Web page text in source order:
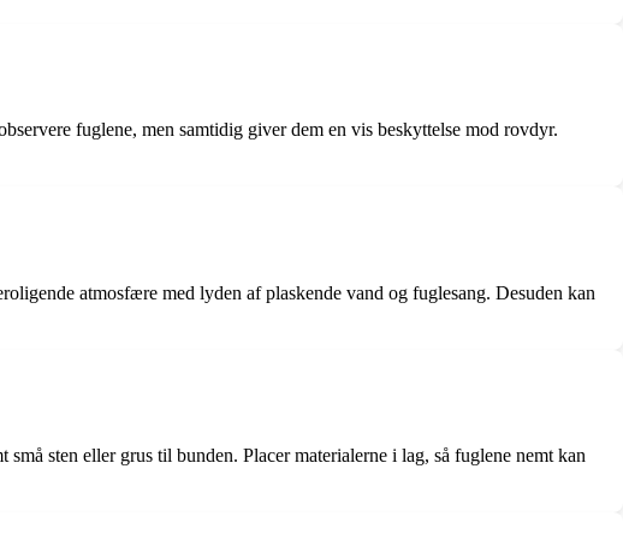
fuglene, men samtidig giver dem en vis beskyttelse mod rovdyr.
atmosfære med lyden af plaskende vand og fuglesang. Desuden kan
sten eller grus til bunden. Placer materialerne i lag, så fuglene nemt kan